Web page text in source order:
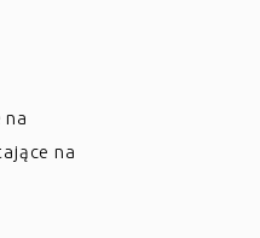
na
na